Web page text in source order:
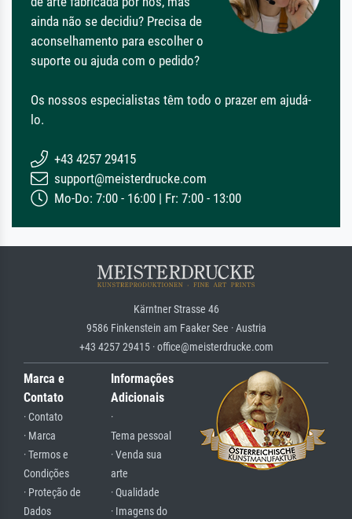
ainda não se decidiu? Precisa de
aconselhamento para escolher o
suporte ou ajuda com o pedido?
Os nossos especialistas têm todo o prazer em ajudá-
lo.
+43 4257 29415
support@meisterdrucke.com
Mo-Do: 7:00 - 16:00 | Fr: 7:00 - 13:00
Kärntner Strasse 46
9586 Finkenstein am Faaker See · Austria
+43 4257 29415 · office@meisterdrucke.com
Marca e
Contato
· Contato
· Marca
· Termos e
Condições
· Proteção de
Dados
Informações
Adicionais
·
Tema pessoal
· Venda sua
arte
· Qualidade
· Imagens do